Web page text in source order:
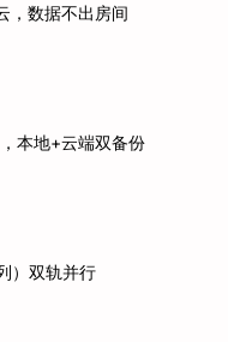
，数据不出房间
本地+云端双备份
）双轨并行